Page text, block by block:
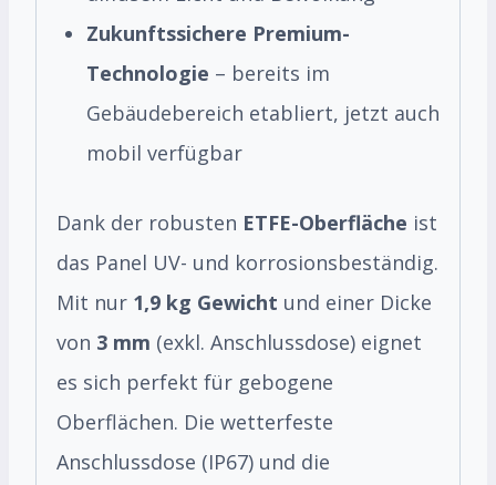
Zukunftssichere Premium-
Technologie – bereits im
Gebäudebereich etabliert, jetzt auch
mobil verfügbar
Dank der robusten ETFE-Oberfläche ist
das Panel UV- und korrosionsbeständig.
Mit nur 1,9 kg Gewicht und einer Dicke
von 3 mm (exkl. Anschlussdose) eignet
es sich perfekt für gebogene
Oberflächen. Die wetterfeste
Anschlussdose (IP67) und die